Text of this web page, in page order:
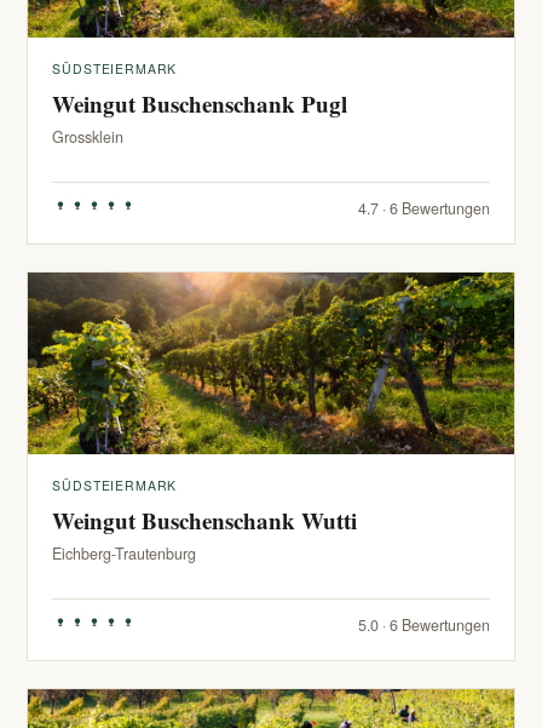
SÜDSTEIERMARK
Weingut Buschenschank Pugl
Grossklein
4.7 · 6 Bewertungen
SÜDSTEIERMARK
Weingut Buschenschank Wutti
Eichberg-Trautenburg
5.0 · 6 Bewertungen